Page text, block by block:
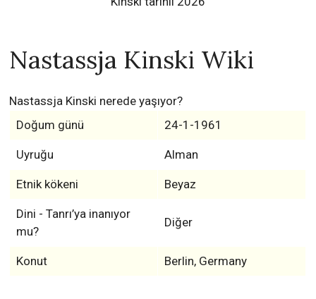
Nastassja Kinski Wiki
Nastassja Kinski nerede yaşıyor?
Doğum günü
24-1-1961
Uyruğu Alman
Etnik kökeni Beyaz
Dini - Tanrı’ya inanıyor
mu?
Diğer
Konut Berlin, Germany